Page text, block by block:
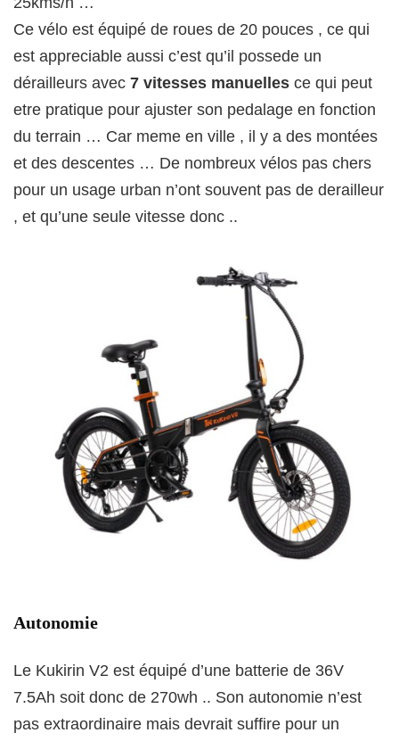
Ce vélo est équipé de roues de 20 pouces , ce qui
est appreciable aussi c’est qu’il possede un
dérailleurs avec 7 vitesses manuelles ce qui peut
etre pratique pour ajuster son pedalage en fonction
du terrain … Car meme en ville , il y a des montées
et des descentes … De nombreux vélos pas chers
pour un usage urban n’ont souvent pas de derailleur
, et qu’une seule vitesse donc ..
Autonomie
Le Kukirin V2 est équipé d’une batterie de 36V
7.5Ah soit donc de 270wh .. Son autonomie n’est
pas extraordinaire mais devrait suffire pour un